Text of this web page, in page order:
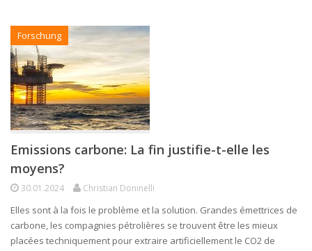
Forschung
Emissions carbone: La fin justifie-t-elle les
moyens?
30.01.2024 Christian Doninelli
Elles sont à la fois le problème et la solution. Grandes émettrices de
carbone, les compagnies pétrolières se trouvent être les mieux
placées techniquement pour extraire artificiellement le CO2 de